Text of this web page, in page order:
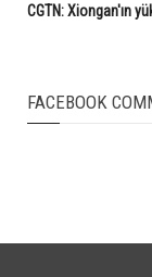
CGTN: Xiongan'ın
FACEBOOK